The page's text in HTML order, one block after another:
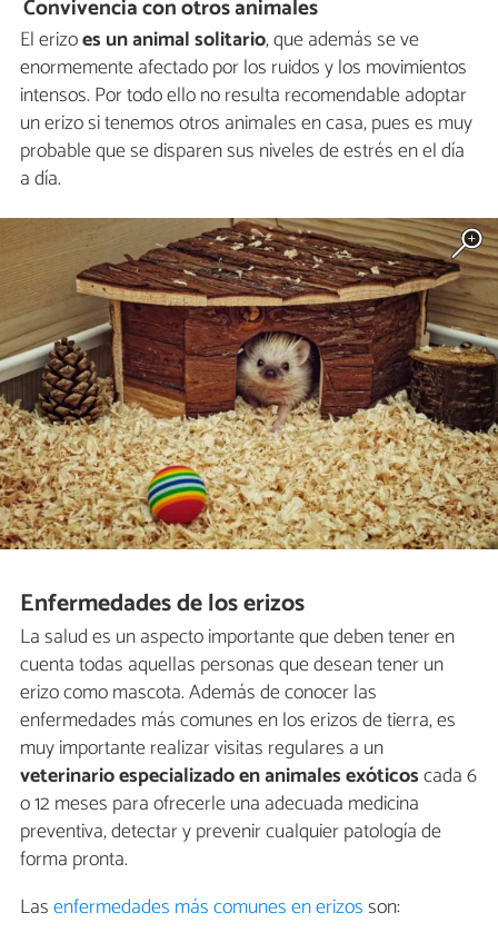
Convivencia con otros animales
El erizoes un animal solitario, que además se ve
enormemente afectado por los ruidos y los movimientos
intensos. Por todo ello no resulta recomendable adoptar
un erizo si tenemos otros animales en casa, pues es muy
probable que se disparen sus niveles de estrés en el día
a día.
Enfermedades de los erizos
La salud es un aspecto importante que deben tener en
cuenta todas aquellas personas que desean tener un
erizo como mascota. Además de conocer las
enfermedades más comunes en los erizos de tierra, es
muy importante realizar visitas regulares a un
veterinario especializado en animales exóticoscada 6
o 12 meses para ofrecerle una adecuada medicina
preventiva, detectar y prevenir cualquier patología de
forma pronta.
Lasenfermedades más comunes en erizosson: